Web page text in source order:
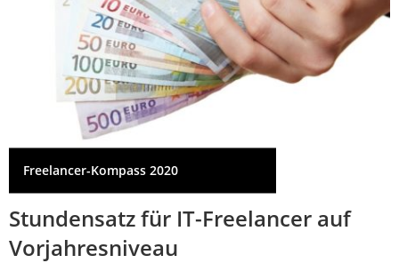
Freelancer-Kompass 2020
Stundensatz für IT-Freelancer auf
Vorjahresniveau